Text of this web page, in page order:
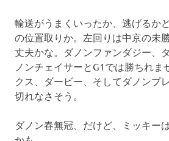
輸送がうまくいったか、逃げるか
の位置取りか。左回りは中京の未
丈夫かな。ダノンファンダジー、
ノンチェイサーとG1では勝ちれま
クス、ダービー、そしてダノンプ
切れなさそう。
ダノン春無冠、だけど、ミッキー